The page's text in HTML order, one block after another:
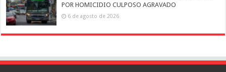
POR HOMICIDIO CULPOSO AGRAVADO
6 de agosto de 2026